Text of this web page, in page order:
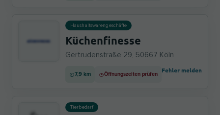
Haushaltswarengeschäfte
Küchenfinesse
Gertrudenstraße 29, 50667 Köln
7,9 km Öffnungszeiten prüfen
Fehler melden
Tierbedarf